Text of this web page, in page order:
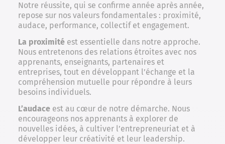
Notre réussite, qui se confirme année après année,
repose sur nos valeurs fondamentales : proximité,
audace, performance, collectif et engagement.
La proximité est essentielle dans notre approche.
Nous entretenons des relations étroites avec nos
apprenants, enseignants, partenaires et
entreprises, tout en développant l’échange et la
compréhension mutuelle pour répondre à leurs
besoins individuels.
L’audace est au cœur de notre démarche. Nous
encourageons nos apprenants à explorer de
nouvelles idées, à cultiver l’entrepreneuriat et à
développer leur créativité et leur leadership.